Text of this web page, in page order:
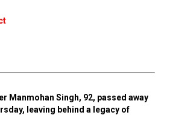
Manmohan Singh, 92, passed away
leaving behind a legacy of